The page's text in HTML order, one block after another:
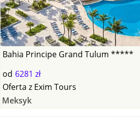
Bahia Principe Grand Tulum *****
od 6281 zł
Oferta z Exim Tours
Meksyk